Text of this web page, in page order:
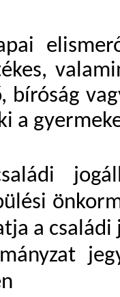
bíróság
a
a családi